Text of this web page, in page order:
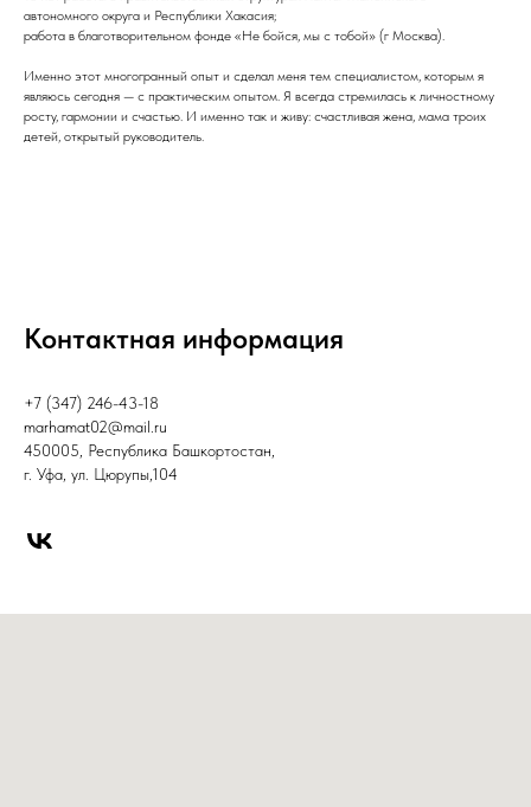
автономного округа и Республики Хакасия;
работа в благотворительном фонде «Не бойся, мы с тобой» (г Москва).
Именно этот многогранный опыт и сделал меня тем специалистом, которым я
являюсь сегодня — с практическим опытом. Я всегда стремилась к личностному
росту, гармонии и счастью. И именно так и живу: счастливая жена, мама троих
детей, открытый руководитель.
Контактная информация
+7 (347) 246-43-18
marhamat02@mail.ru
450005, Республика Башкортостан,
г. Уфа, ул. Цюрупы,104